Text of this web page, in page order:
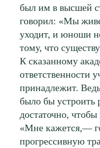
был им в высшей
говорил: «Мы
уходит, и юноши
тому, что
К сказанному
ответственности
принадлежит.
было бы устроить
достаточно,
«Мне кажется,—
прогрессивную